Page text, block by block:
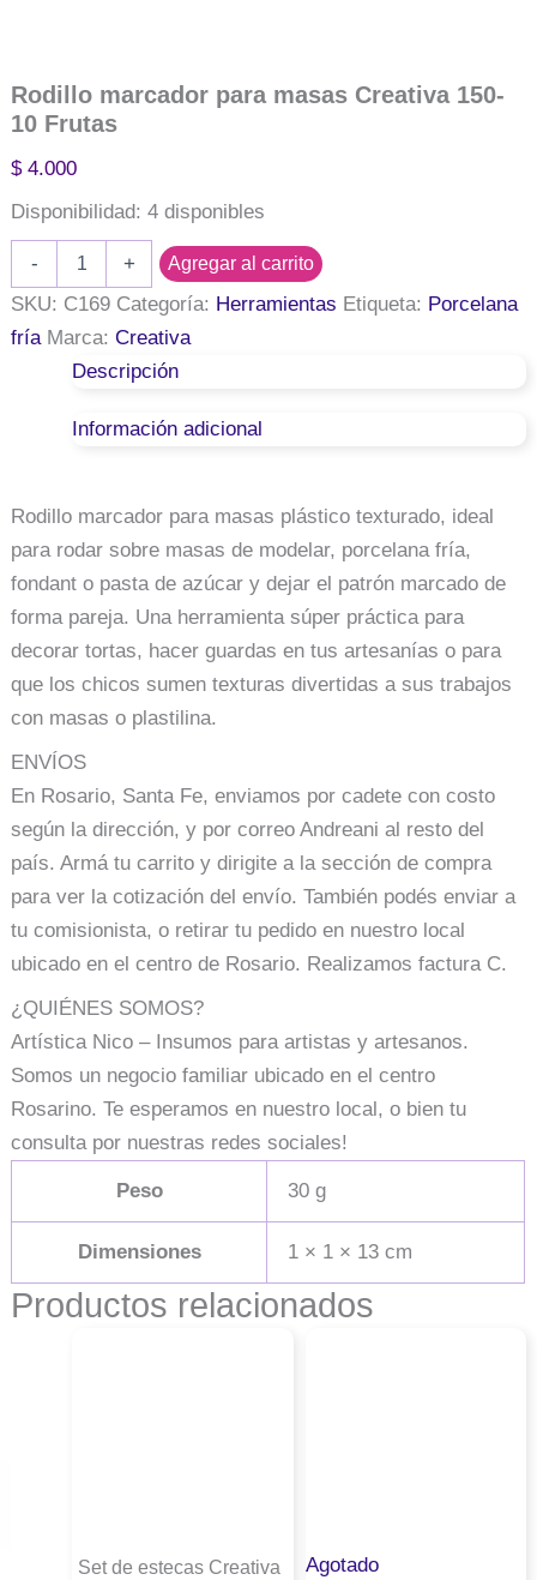
Rodillo marcador para masas Creativa 150-
10 Frutas
$4.000
Disponibilidad: 4 disponibles
-
marcador
para
Creativa
+ Agregar al carrito
SKU: C169 Categoría: Herramientas Etiqueta: Porcelana
fría Marca:Creativa
Descripción
Información adicional
Rodillo marcador para masas plástico texturado, ideal
para rodar sobre masas de modelar, porcelana fría,
fondant o pasta de azúcar y dejar el patrón marcado de
forma pareja. Una herramienta súper práctica para
decorar tortas, hacer guardas en tus artesanías o para
que los chicos sumen texturas divertidas a sus trabajos
con masas o plastilina.
ENVÍOS
En Rosario, Santa Fe, enviamos por cadete con costo
según la dirección, y por correo Andreani al resto del
país. Armá tu carrito y dirigite a la sección de compra
para ver la cotización del envío. También podés enviar a
tu comisionista, o retirar tu pedido en nuestro local
ubicado en el centro de Rosario. Realizamos factura C.
¿QUIÉNES SOMOS?
Artística Nico – Insumos para artistas y artesanos.
Somos un negocio familiar ubicado en el centro
Rosarino. Te esperamos en nuestro local, o bien tu
consulta por nuestras redes sociales!
Peso 30 g
Dimensiones 1 × 1 × 13 cm
Productos relacionados
Set de estecas Creativa
Agotado